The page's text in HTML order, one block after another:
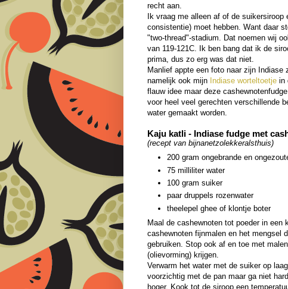
recht aan.
Ik vraag me alleen af of de
consistentie) moet hebben. Want daar
"two-thread"-stadium. Dat noemen wij
van 119-121C. Ik ben bang dat ik de
prima, dus zo erg was dat niet.
Manlief appte een foto naar zijn
namelijk ook mijn Indiase worteltoetje in
flauw idee maar deze
voor heel veel gerechten verschillende
water gemaakt worden.
Kaju katli - Indiase fudge met
(recept van bijnanetzolekkeralsthuis)
200 gram ongebrande en
75 milliliter water
100 gram suiker
paar druppels rozenwater
theelepel ghee of klontje boter
Maal de cashewnoten tot poeder in
cashewnoten fijnmalen en het mengsel
gebruiken. Stop ook af en toe met
(olievorming) krijgen.
Verwarm het water met de suiker op
voorzichtig met de pan maar ga niet
hoger. Kook tot de siroop een